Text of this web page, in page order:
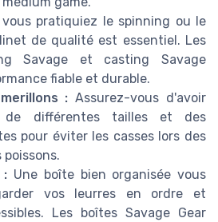
pratiquiez le spinning ou le
de qualité est essentiel. Les
Savage et casting Savage
fiable et durable.
: Assurez-vous d'avoir
de différentes tailles et des
pour éviter les casses lors des
poissons.
: Une boîte bien organisée vous
vos leurres en ordre et
Les boîtes Savage Gear